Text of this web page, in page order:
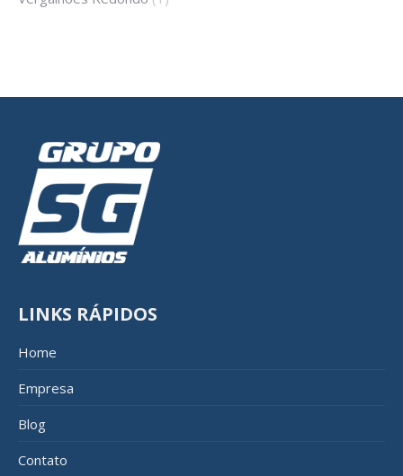
LINKS RÁPIDOS
Home
Empresa
Blog
Contato